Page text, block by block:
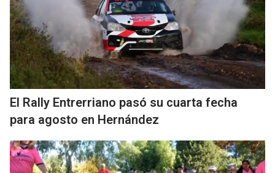
El Rally Entrerriano pasó su cuarta fecha
para agosto en Hernández